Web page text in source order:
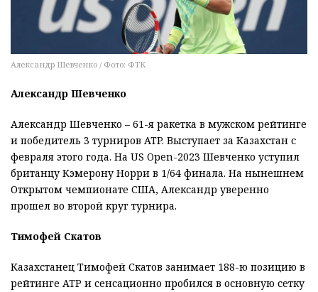
Александр Шевченко / Фото: ФТК
Александр Шевченко
Александр Шевченко – 61-я ракетка в мужском рейтинге
и победитель 3 турниров ATP. Выступает за Казахстан с
февраля этого года. На US Open-2023 Шевченко уступил
британцу Кэмерону Норри в 1/64 финала. На нынешнем
Открытом чемпионате США, Александр уверенно
прошел во второй круг турнира.
Тимофей Скатов
Казахстанец Тимофей Скатов занимает 188-ю позицию в
рейтинге ATP и сенсационно пробился в основную сетку